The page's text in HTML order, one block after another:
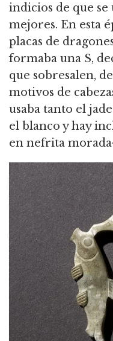
indicios de que se
mejores. En esta
placas de
formaba una S,
que sobresalen,
motivos de
usaba tanto el
el blanco y hay
en nefrita